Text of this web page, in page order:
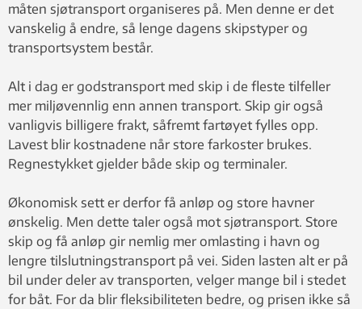
måten sjøtransport organiseres på. Men denne er det
vanskelig å endre, så lenge dagens skipstyper og
transportsystem består.
Alt i dag er godstransport med skip i de fleste tilfeller
mer miljøvennlig enn annen transport. Skip gir også
vanligvis billigere frakt, såfremt fartøyet fylles opp.
Lavest blir kostnadene når store farkoster brukes.
Regnestykket gjelder både skip og terminaler.
Økonomisk sett er derfor få anløp og store havner
ønskelig. Men dette taler også mot sjøtransport. Store
skip og få anløp gir nemlig mer omlasting i havn og
lengre tilslutningstransport på vei. Siden lasten alt er på
bil under deler av transporten, velger mange bil i stedet
for båt. For da blir fleksibiliteten bedre, og prisen ikke så